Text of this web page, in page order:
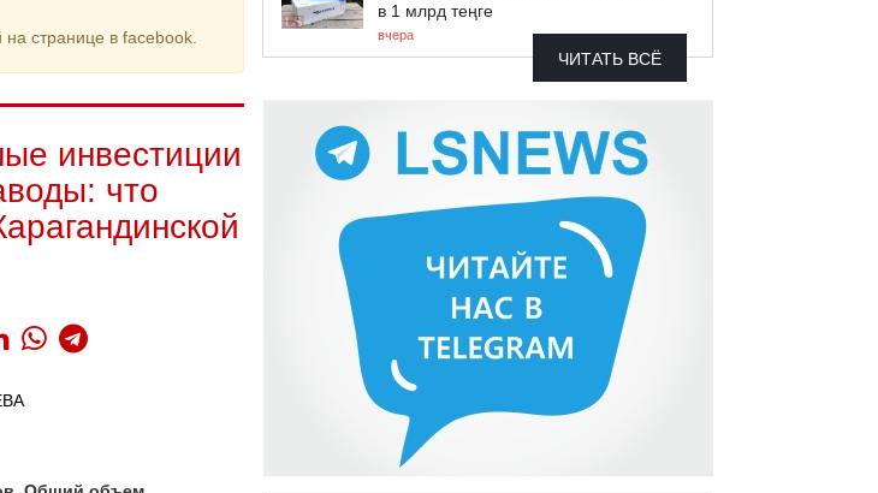
странице в facebook.
инвестиции
что
в 1 млрд теңге
вчера
ЧИТАТЬ ВСЁ